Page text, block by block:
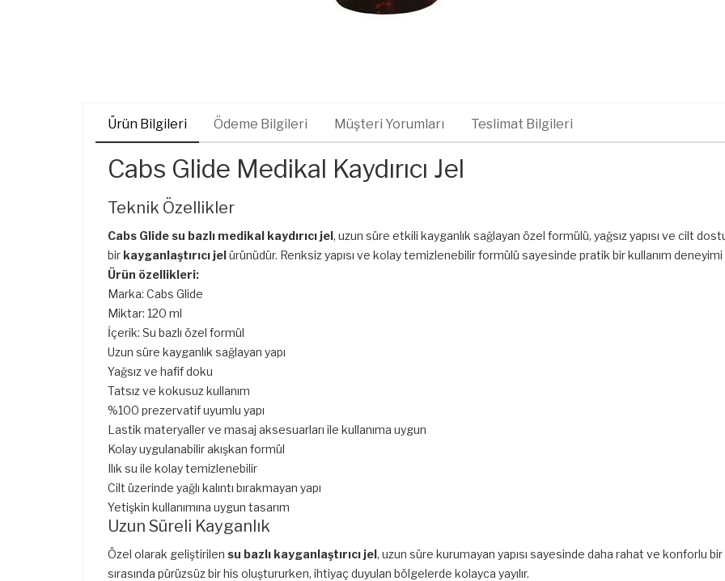
Ürün Bilgileri Ödeme Bilgileri Müşteri Yorumları Teslimat Bilgileri
Cabs Glide Medikal Kaydırıcı Jel
Teknik Özellikler
Cabs Glide su bazlı medikal kaydırıcı jel, uzun süre etkili kayganlık sağlayan özel formülü, yağsız yapısı ve cilt
bir kayganlaştırıcı jelürünüdür. Renksiz yapısı ve kolay temizlenebilir formülü sayesinde pratik bir kullanım deneyimi
Ürün özellikleri:
Marka: Cabs Glide
Miktar: 120 ml
İçerik: Su bazlı özel formül
Uzun süre kayganlık sağlayan yapı
Yağsız ve hafif doku
Tatsız ve kokusuz kullanım
%100 prezervatif uyumlu yapı
Lastik materyaller ve masaj aksesuarları ile kullanıma uygun
Kolay uygulanabilir akışkan formül
Ilık su ile kolay temizlenebilir
Cilt üzerinde yağlı kalıntı bırakmayan yapı
Yetişkin kullanımına uygun tasarım
Uzun Süreli Kayganlık
Özel olarak geliştirilen su bazlı kayganlaştırıcı jel, uzun süre kurumayan yapısı sayesinde daha rahat ve konforlu
sırasında pürüzsüz bir his oluştururken, ihtiyaç duyulan bölgelerde kolayca yayılır.